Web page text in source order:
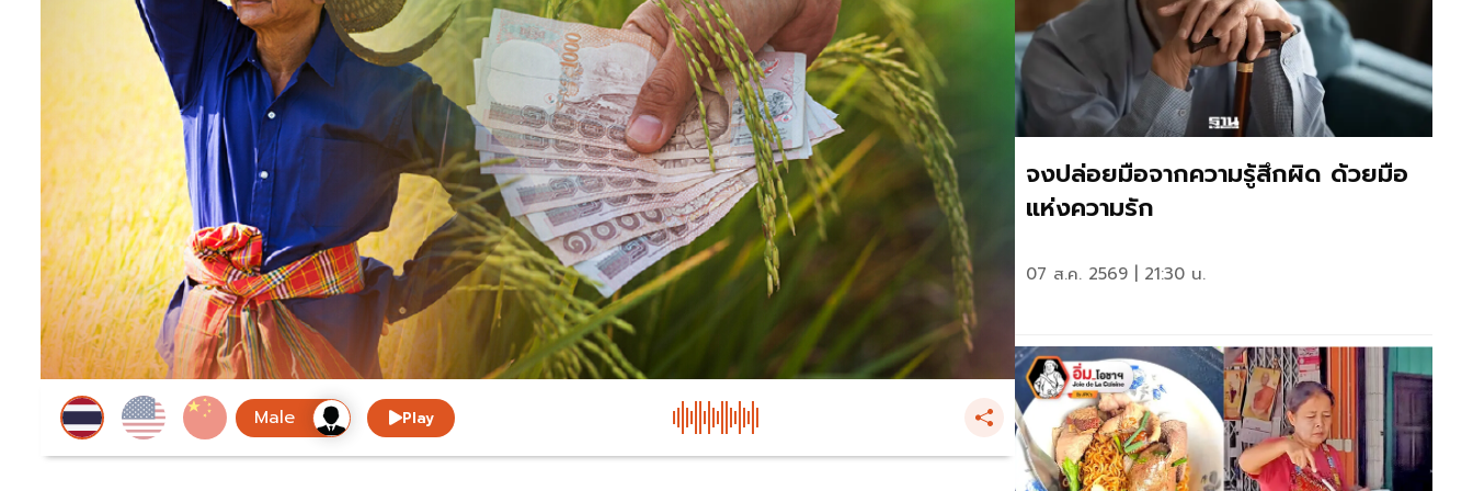
Play
จงปล่อยมือจากความรู้สึกผิด ด้วยมือ
แห่งความรัก
07 ส.ค. 2569 | 21:30 น.